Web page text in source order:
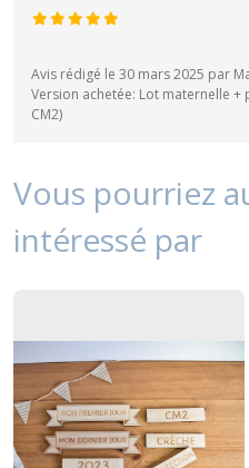
Avis rédigé le 30 mars 2025 par
Version achetée: Lot maternelle
CM2)
Vous pourriez
intéressé par